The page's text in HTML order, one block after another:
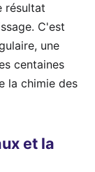
résultat
C'est
une
centaines
la chimie des
et la